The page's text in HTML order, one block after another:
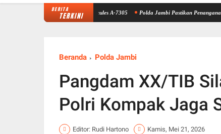
BERITA
TERKINI
Menggunakan Hercules A-7305 Polda Jambi Pastikan Penanganan Karhutla
Beranda Polda Jambi
Pangdam XX/TIB
Polri Kompak Jaga
Editor: Rudi Hartono Kamis, Mei 21, 2026